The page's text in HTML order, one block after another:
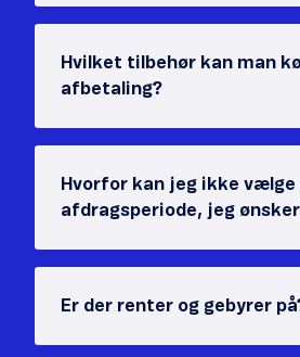
Hvilket tilbehør kan man
afbetaling?
Hvorfor kan jeg ikke vælge
afdragsperiode, jeg
Er der renter og gebyrer